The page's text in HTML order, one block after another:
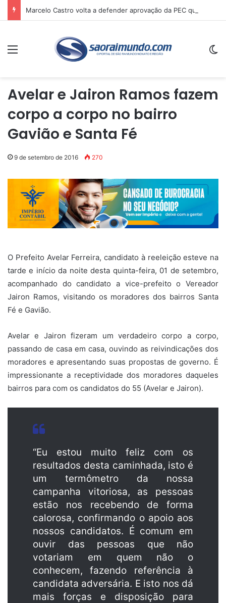
Menu
Avelar e Jairon Ramos fazem
corpo a corpo no bairro
Gavião e Santa Fé
9 de setembro de 2016 270
O Prefeito Avelar Ferreira, candidato à reeleição esteve na
tarde e início da noite desta quinta-feira, 01 de setembro,
acompanhado do candidato a vice-prefeito o Vereador
Jairon Ramos, visitando os moradores dos bairros Santa
Fé e Gavião.
Avelar e Jairon fizeram um verdadeiro corpo a corpo,
passando de casa em casa, ouvindo as reivindicações dos
moradores e apresentando suas propostas de governo. É
impressionante a receptividade dos moradores daqueles
bairros para com os candidatos do 55 (Avelar e Jairon).
“Eu estou muito feliz com os
resultados desta caminhada, isto é
um termômetro da nossa
campanha vitoriosa, as pessoas
estão nos recebendo de forma
calorosa, confirmando o apoio aos
nossos candidatos. É comum em
ouvir das pessoas que não
votariam em quem não o
conhecem, fazendo referência à
candidata adversária. E isto nos dá
mais forças e disposição para